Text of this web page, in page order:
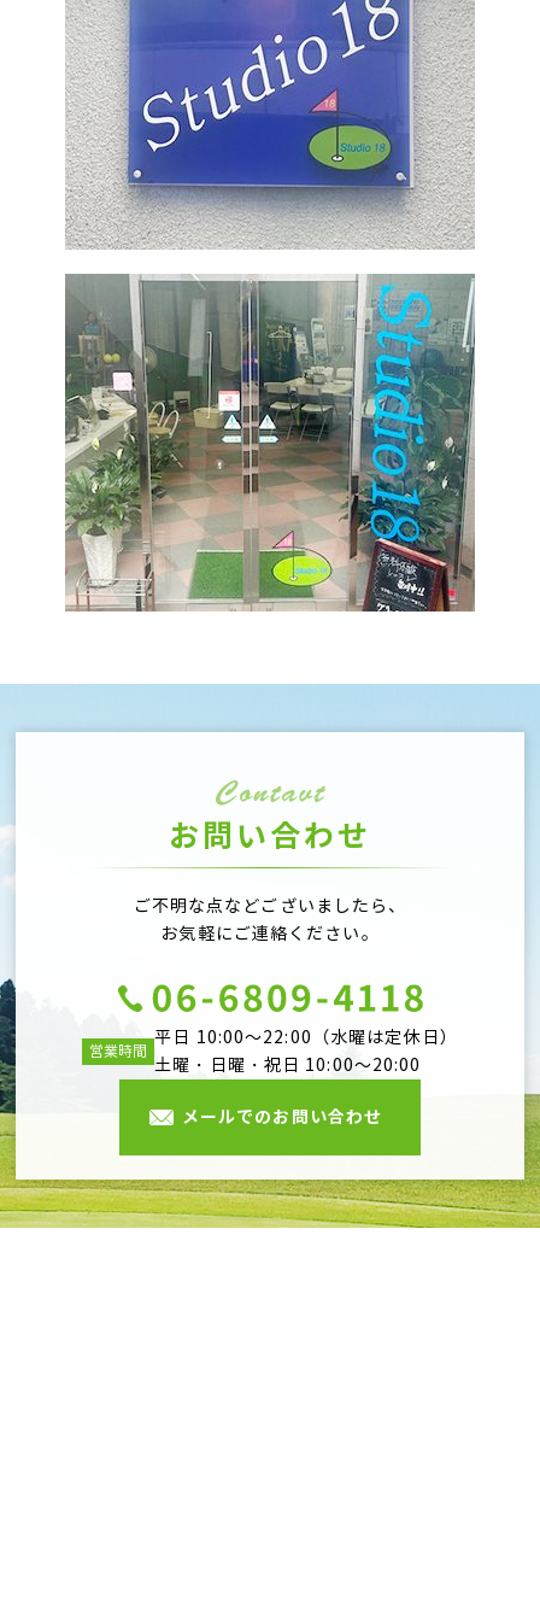
お問い合わせ
ご不明な点などございましたら、
お気軽にご連絡ください。
営業時間
平日 10:00～22:00（水曜は定休日）
土曜・日曜・祝日 10:00～20:00
メールでのお問い合わせ